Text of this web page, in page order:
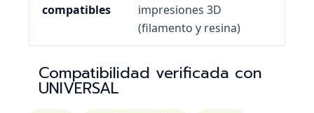
compatibles
impresiones 3D
(filamento y resina)
Compatibilidad verificada con
UNIVERSAL